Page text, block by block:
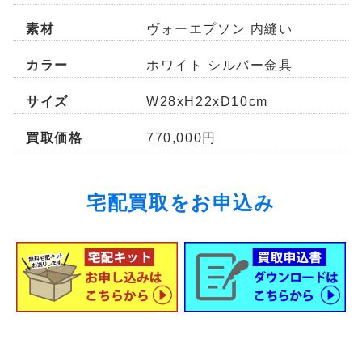
素材 ヴォーエプソン 内縫い
カラー ホワイト シルバー金具
サイズ W28xH22xD10cm
買取価格 770,000円
宅配買取をお申込み